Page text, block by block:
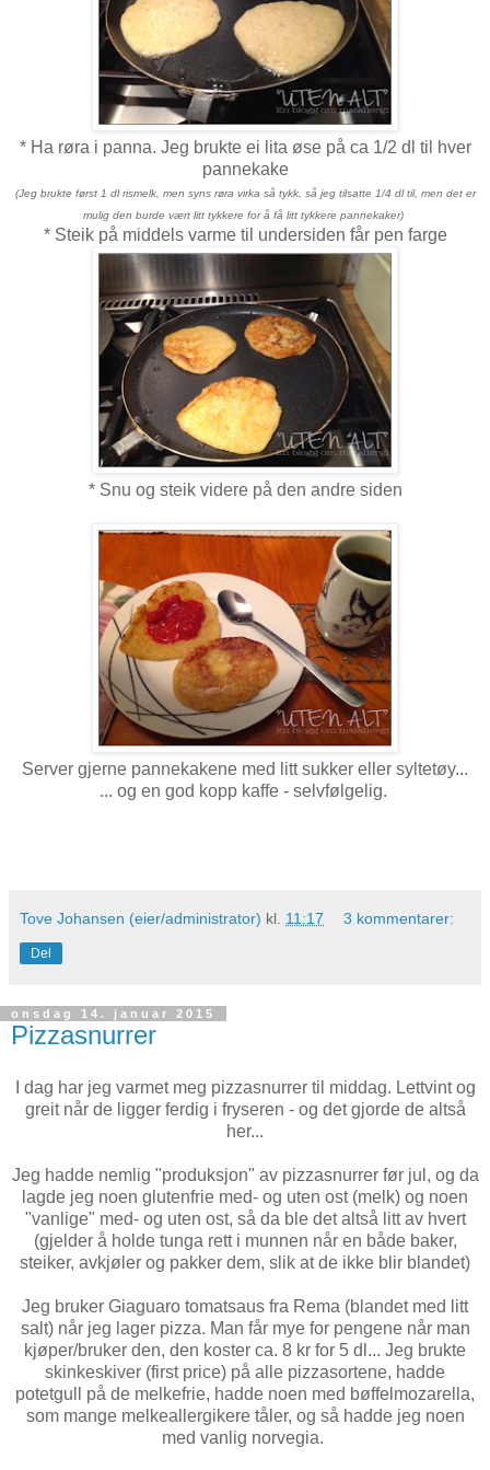
* Ha røra i panna. Jeg brukte ei lita øse på ca 1/2 dl til hver
pannekake
(Jeg brukte først 1 dl rismelk, men syns røra virka så tykk, så jeg tilsatte 1/4 dl til, men det er
mulig den burde vært litt tykkere for å få litt tykkere pannekaker)
* Steik på middels varme til undersiden får pen farge
* Snu og steik videre på den andre siden
Server gjerne pannekakene med litt sukker eller syltetøy...
... og en god kopp kaffe - selvfølgelig.
Tove Johansen (eier/administrator) kl. 11:17 3 kommentarer:
Del
onsdag 14. januar 2015
Pizzasnurrer
I dag har jeg varmet meg pizzasnurrer til middag. Lettvint og
greit når de ligger ferdig i fryseren - og det gjorde de altså
her...
Jeg hadde nemlig "produksjon" av pizzasnurrer før jul, og da
lagde jeg noen glutenfrie med- og uten ost (melk) og noen
"vanlige" med- og uten ost, så da ble det altså litt av hvert
(gjelder å holde tunga rett i munnen når en både baker,
steiker, avkjøler og pakker dem, slik at de ikke blir blandet)
Jeg bruker Giaguaro tomatsaus fra Rema (blandet med litt
salt) når jeg lager pizza. Man får mye for pengene når man
kjøper/bruker den, den koster ca. 8 kr for 5 dl... Jeg brukte
skinkeskiver (first price) på alle pizzasortene, hadde
potetgull på de melkefrie, hadde noen med bøffelmozarella,
som mange melkeallergikere tåler, og så hadde jeg noen
med vanlig norvegia.